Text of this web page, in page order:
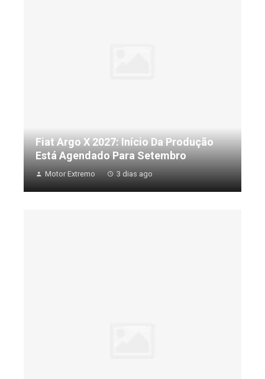
Fiat Argo X 2027: Início Da Produção
Está Agendado Para Setembro
Motor Extremo 3 dias ago